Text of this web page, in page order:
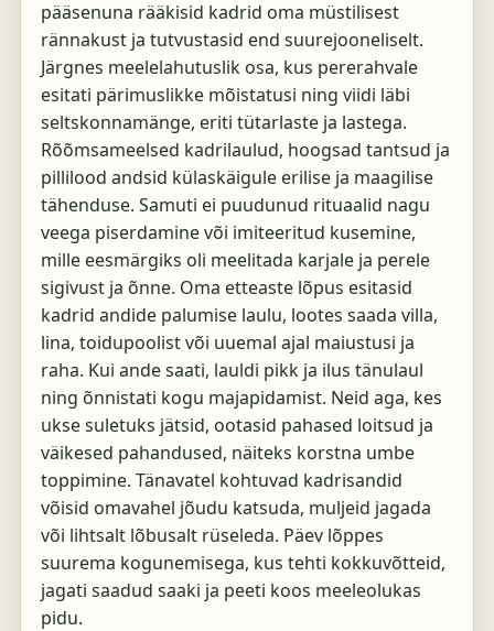
pääsenuna rääkisid kadrid oma müstilisest
rännakust ja tutvustasid end suurejooneliselt.
Järgnes meelelahutuslik osa, kus pererahvale
esitati pärimuslikke mõistatusi ning viidi läbi
seltskonnamänge, eriti tütarlaste ja lastega.
Rõõmsameelsed kadrilaulud, hoogsad tantsud ja
pillilood andsid külaskäigule erilise ja maagilise
tähenduse. Samuti ei puudunud rituaalid nagu
veega piserdamine või imiteeritud kusemine,
mille eesmärgiks oli meelitada karjale ja perele
sigivust ja õnne. Oma etteaste lõpus esitasid
kadrid andide palumise laulu, lootes saada villa,
lina, toidupoolist või uuemal ajal maiustusi ja
raha. Kui ande saati, lauldi pikk ja ilus tänulaul
ning õnnistati kogu majapidamist. Neid aga, kes
ukse suletuks jätsid, ootasid pahased loitsud ja
väikesed pahandused, näiteks korstna umbe
toppimine. Tänavatel kohtuvad kadrisandid
võisid omavahel jõudu katsuda, muljeid jagada
või lihtsalt lõbusalt rüseleda. Päev lõppes
suurema kogunemisega, kus tehti kokkuvõtteid,
jagati saadud saaki ja peeti koos meeleolukas
pidu.